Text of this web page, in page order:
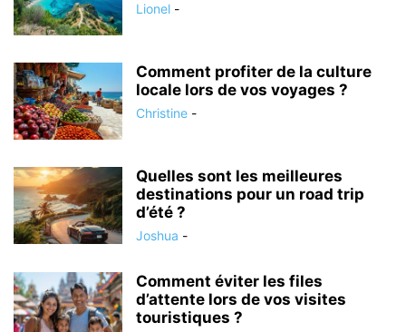
Lionel -
Comment profiter de la culture
locale lors de vos voyages ?
Christine -
Quelles sont les meilleures
destinations pour un road trip
d’été ?
Joshua -
Comment éviter les files
d’attente lors de vos visites
touristiques ?